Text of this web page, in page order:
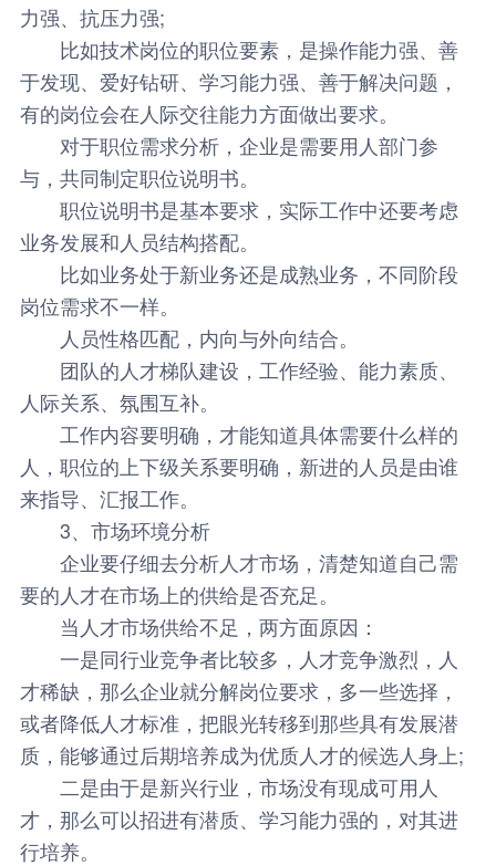
力强、抗压力强;
比如技术岗位的职位要素，是操作能力强、善
于发现、爱好钻研、学习能力强、善于解决问题，
有的岗位会在人际交往能力方面做出要求。
对于职位需求分析，企业是需要用人部门参
与，共同制定职位说明书。
职位说明书是基本要求，实际工作中还要考虑
业务发展和人员结构搭配。
比如业务处于新业务还是成熟业务，不同阶段
岗位需求不一样。
人员性格匹配，内向与外向结合。
团队的人才梯队建设，工作经验、能力素质、
人际关系、氛围互补。
工作内容要明确，才能知道具体需要什么样的
人，职位的上下级关系要明确，新进的人员是由谁
来指导、汇报工作。
3、市场环境分析
企业要仔细去分析人才市场，清楚知道自己需
要的人才在市场上的供给是否充足。
当人才市场供给不足，两方面原因：
一是同行业竞争者比较多，人才竞争激烈，人
才稀缺，那么企业就分解岗位要求，多一些选择，
或者降低人才标准，把眼光转移到那些具有发展潜
质，能够通过后期培养成为优质人才的候选人身上;
二是由于是新兴行业，市场没有现成可用人
才，那么可以招进有潜质、学习能力强的，对其进
行培养。